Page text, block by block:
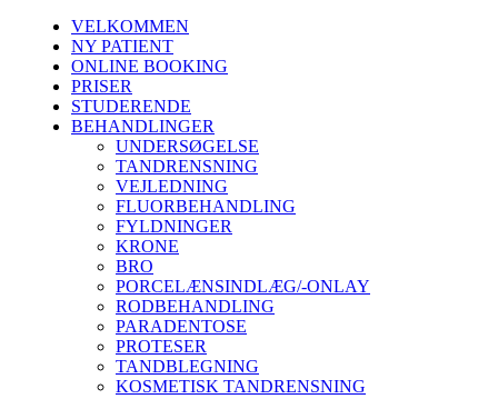
VELKOMMEN
NY PATIENT
ONLINE BOOKING
PRISER
STUDERENDE
BEHANDLINGER
UNDERSØGELSE
TANDRENSNING
VEJLEDNING
FLUORBEHANDLING
FYLDNINGER
KRONE
BRO
PORCELÆNSINDLÆG/-ONLAY
RODBEHANDLING
PARADENTOSE
PROTESER
TANDBLEGNING
KOSMETISK TANDRENSNING